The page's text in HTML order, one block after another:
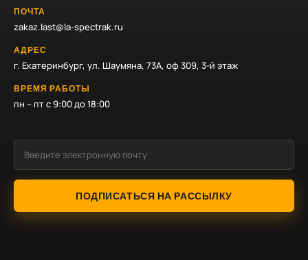
ПОЧТА
zakaz.last@la-spectrak.ru
АДРЕС
г. Екатеринбург, ул. Шаумяна, 73А, оф 309, 3-й этаж
ВРЕМЯ РАБОТЫ
пн – пт с 9:00 до 18:00
ПОДПИСАТЬСЯ НА РАССЫЛКУ